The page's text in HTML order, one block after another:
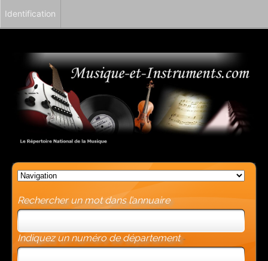
Rechercher un mot dans l’annuaire
Indiquez un numéro de département -
Identification